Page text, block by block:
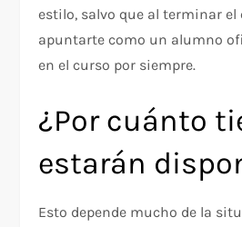
estilo, salvo que al terminar el
apuntarte como un alumno
en el curso por siempre.
¿Por cuánto
estarán
Esto depende mucho de la